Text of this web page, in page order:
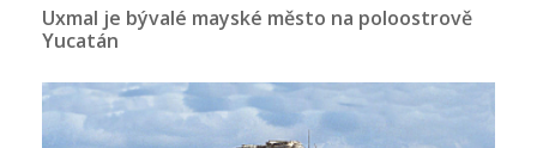
Uxmal je bývalé mayské město na poloostrově
Yucatán